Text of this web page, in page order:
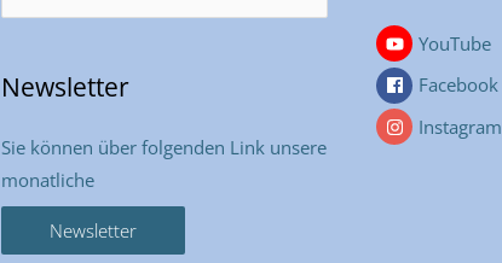
Newsletter
Sie können über folgenden Link unsere
monatliche
Newsletter
YouTube
Facebook
Instagram